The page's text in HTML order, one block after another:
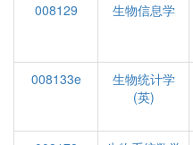
008129
生物信息学
008133e
生物统计学
(英)